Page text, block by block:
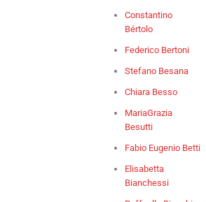
Constantino
Bértolo
Federico Bertoni
Stefano Besana
Chiara Besso
MariaGrazia
Besutti
Fabio Eugenio Betti
Elisabetta
Bianchessi